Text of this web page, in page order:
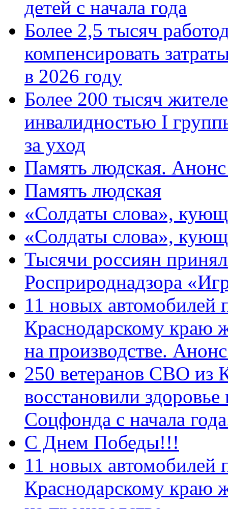
детей с начала года
Более 2,5 тысяч
компенсировать
в 2026 году
Более 200 тысяч
инвалидностью I
за уход
Память людская.
Память людская
«Солдаты слова»,
«Солдаты слова»,
Тысячи россиян
Росприроднадзора
11 новых автомобилей
Краснодарскому краю
на производстве.
250 ветеранов СВО из
восстановили
Соцфонда с начала
С Днем Победы!!!
11 новых автомобилей
Краснодарскому краю